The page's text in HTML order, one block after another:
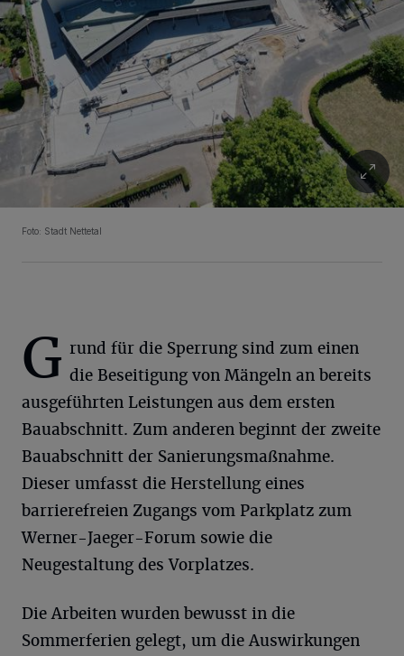
Foto: Stadt Nettetal
G rund für die Sperrung sind zum einen
die Beseitigung von Mängeln an bereits
ausgeführten Leistungen aus dem ersten
Bauabschnitt. Zum anderen beginnt der zweite
Bauabschnitt der Sanierungsmaßnahme.
Dieser umfasst die Herstellung eines
barrierefreien Zugangs vom Parkplatz zum
Werner-Jaeger-Forum sowie die
Neugestaltung des Vorplatzes.
Die Arbeiten wurden bewusst in die
Sommerferien gelegt, um die Auswirkungen